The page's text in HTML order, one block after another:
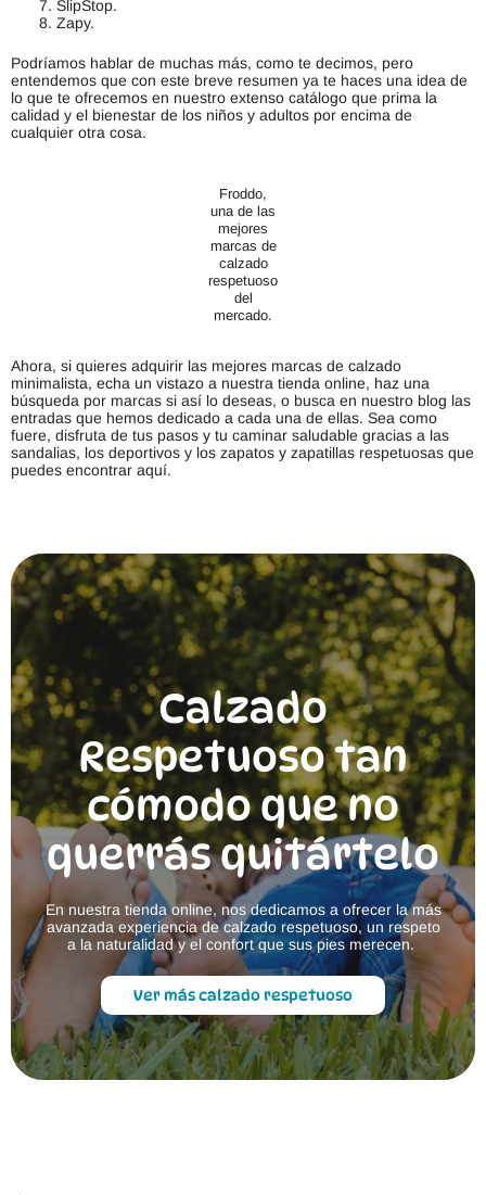
SlipStop.
Zapy.
Podríamos hablar de muchas más, como te decimos, pero
entendemos que con este breve resumen ya te haces una idea de
lo que te ofrecemos en nuestro extenso catálogo que prima la
calidad y el bienestar de los niños y adultos por encima de
cualquier otra cosa.
Froddo,
una de las
mejores
marcas de
calzado
respetuoso
del
mercado.
Ahora, si quieres adquirir las mejores marcas de calzado
minimalista, echa un vistazo a nuestra tienda online, haz una
búsqueda por marcas si así lo deseas, o busca en nuestro blog las
entradas que hemos dedicado a cada una de ellas. Sea como
fuere, disfruta de tus pasos y tu caminar saludable gracias a las
sandalias, los deportivos y los zapatos y zapatillas respetuosas que
puedes encontrar aquí.
Calzado
Respetuoso tan
cómodo que no
querrás quitártelo
En nuestra tienda online, nos dedicamos a ofrecer la más
avanzada experiencia de calzado respetuoso, un respeto
a la naturalidad y el confort que sus pies merecen.
Ver más calzado respetuoso